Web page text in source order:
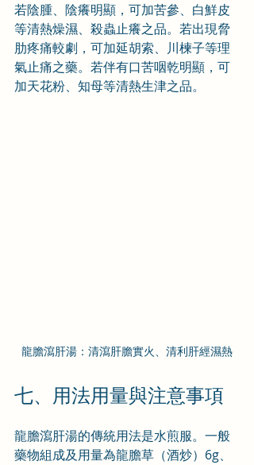
若陰腫、陰癢明顯，可加苦參、白鮮皮
等清熱燥濕、殺蟲止癢之品。若出現脅
肋疼痛較劇，可加延胡索、川楝子等理
氣止痛之藥。若伴有口苦咽乾明顯，可
加天花粉、知母等清熱生津之品。
龍膽瀉肝湯：清瀉肝膽實火、清利肝經濕熱
七、用法用量與注意事項
龍膽瀉肝湯的傳統用法是水煎服。一般
藥物組成及用量為龍膽草（酒炒）6g、